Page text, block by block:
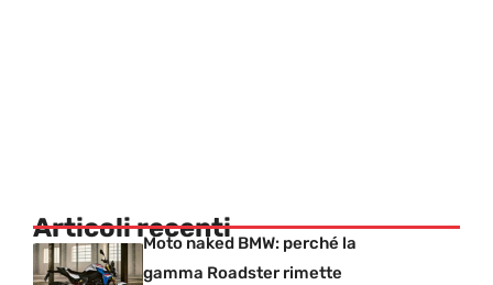
Articoli recentiMoto naked BMW: perché la
gamma Roadster rimette